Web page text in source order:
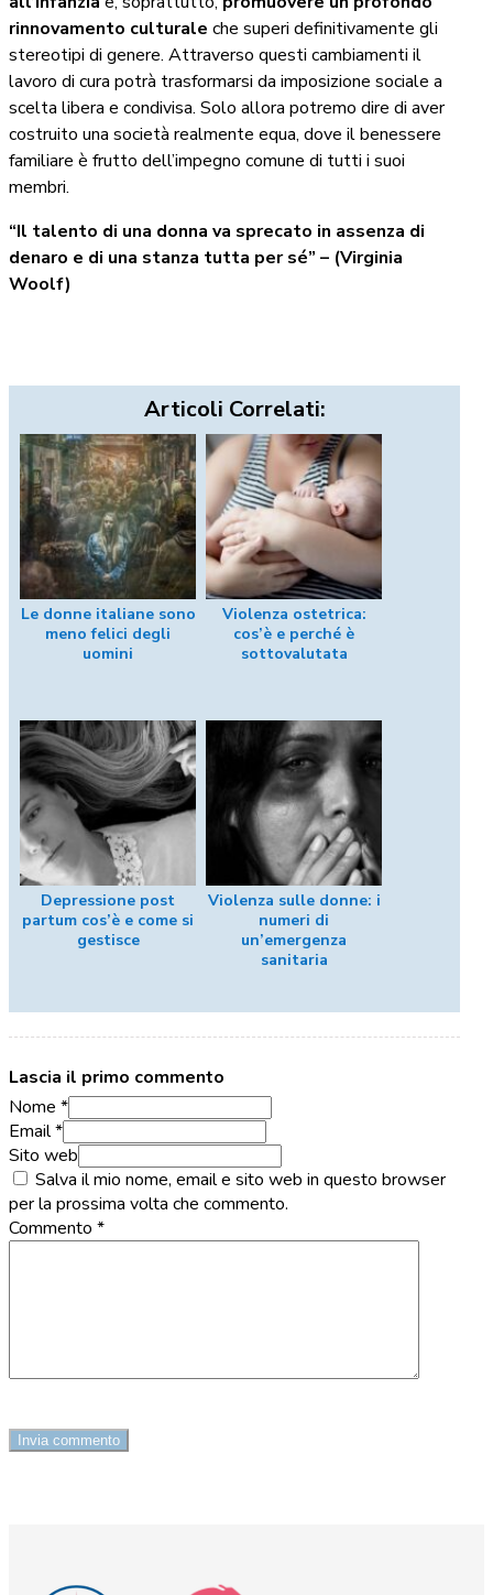
rinnovamento culturale che superi definitivamente gli
stereotipi di genere. Attraverso questi cambiamenti il
lavoro di cura potrà trasformarsi da imposizione sociale a
scelta libera e condivisa. Solo allora potremo dire di aver
costruito una società realmente equa, dove il benessere
familiare è frutto dell’impegno comune di tutti i suoi
membri.
“Il talento di una donna va sprecato in assenza di
denaro e di una stanza tutta per sé” – (Virginia
Woolf)
Articoli Correlati:
Le donne italiane sono
meno felici degli
uomini
Violenza ostetrica:
cos’è e perché è
sottovalutata
Depressione post
partum cos’è e come si
gestisce
Violenza sulle donne: i
numeri di
un’emergenza
sanitaria
Lascia il primo commento
Nome *
Email *
Sito web
Salva il mio nome, email e sito web in questo browser
per la prossima volta che commento.
Commento *